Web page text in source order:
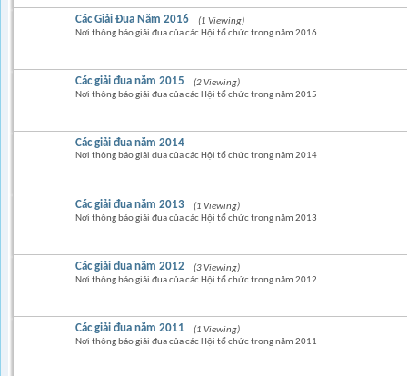
Các Giải Đua Năm 2016
(1 Viewing)
Nơi thông báo giải đua của các Hội tổ chức trong năm 2016
Các giải đua năm 2015
(2 Viewing)
Nơi thông báo giải đua của các Hội tổ chức trong năm 2015
Các giải đua năm 2014
Nơi thông báo giải đua của các Hội tổ chức trong năm 2014
Các giải đua năm 2013
(1 Viewing)
Nơi thông báo giải đua của các Hội tổ chức trong năm 2013
Các giải đua năm 2012
(3 Viewing)
Nơi thông báo giải đua của các Hội tổ chức trong năm 2012
Các giải đua năm 2011
(1 Viewing)
Nơi thông báo giải đua của các Hội tổ chức trong năm 2011